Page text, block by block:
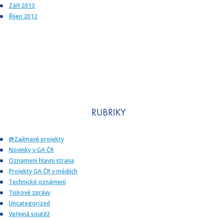
Září 2013
Říjen 2012
RUBRIKY
@Zajímavé projekty
Novinky v GA ČR
Oznameni hlavni strana
Projekty GA ČR v médiích
Technické oznámení
Tiskové zprávy
Uncategorized
Veřejná soutěž